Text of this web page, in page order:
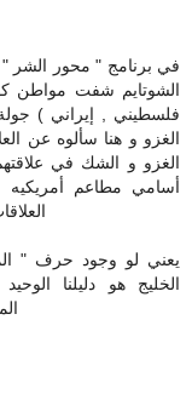
في برنامج " محور الشر
الشوتايم شفت مواطن
فلسطيني , إيراني )
الغزو و هنا سألوه عن
الغزو و الشك في
أسامي مطاعم
يعني لو وجود حرف "
الخليج هو دليلنا